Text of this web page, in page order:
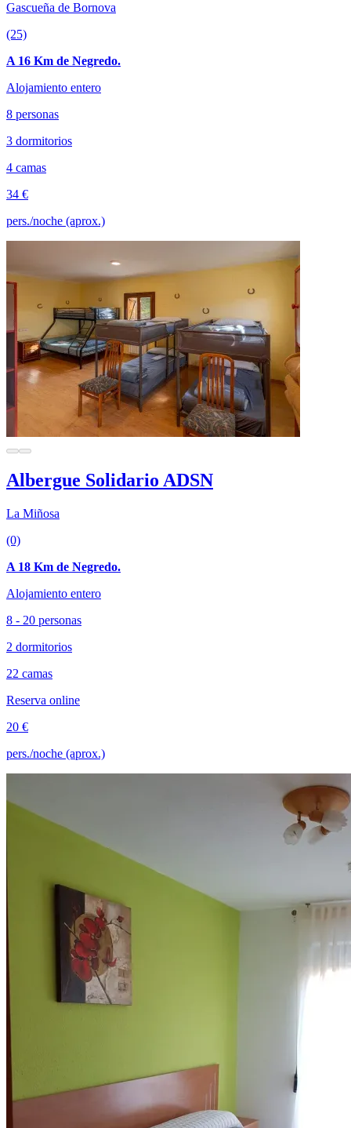
Gascueña de Bornova
(25)
A 16 Km de Negredo.
Alojamiento entero
8 personas
3 dormitorios
4 camas
34 €
pers./noche (aprox.)
Albergue Solidario ADSN
La Miñosa
(0)
A 18 Km de Negredo.
Alojamiento entero
8 - 20 personas
2 dormitorios
22 camas
Reserva online
20 €
pers./noche (aprox.)